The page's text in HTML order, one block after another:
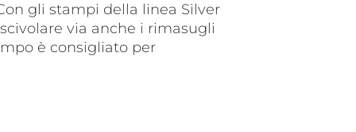
gli stampi della linea Silver
via anche i rimasugli
è consigliato per